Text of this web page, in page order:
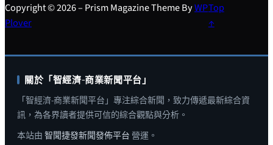
Copyright © 2026 – Prism Magazine Theme ByWP
Plover
Top
↑
關於「智經濟-商業新聞平台」
「智經濟-商業新聞平台」專注綜合新聞，致力傳遞最新綜合資
訊，為各界讀者提供可信的綜合觀點與分析。
本站由 智聞捷發新聞發佈平台 營運。